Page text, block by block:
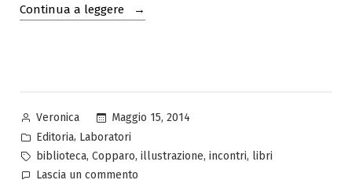
Continua a leggere
“Insieme
Fiume
Pubblicato
da
Veronica
Maggio 15, 2014
Pubblicato
in
Editoria, Laboratori
Tag:
biblioteca, Copparo, illustrazione, incontri, libri
Lascia un commento